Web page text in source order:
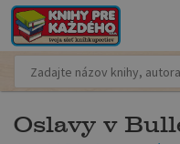
Oslavy v